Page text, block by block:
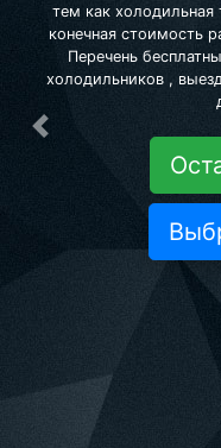
тем как холодильная
конечная стоимость
Перечень
холодильников ,
Предыдущая